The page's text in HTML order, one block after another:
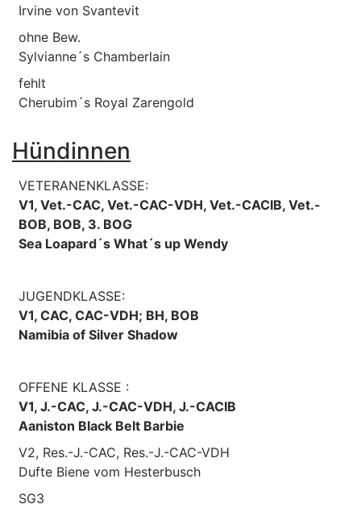
Irvine von Svantevit
ohne Bew.
Sylvianne´s Chamberlain
fehlt
Cherubim´s Royal Zarengold
Hündinnen
VETERANENKLASSE:
V1, Vet.-CAC, Vet.-CAC-VDH, Vet.-CACIB, Vet.-
BOB, BOB, 3. BOG
Sea Loapard´s What´s up Wendy
JUGENDKLASSE:
V1, CAC, CAC-VDH; BH, BOB
Namibia of Silver Shadow
OFFENE KLASSE :
V1, J.-CAC, J.-CAC-VDH, J.-CACIB
Aaniston Black Belt Barbie
V2, Res.-J.-CAC, Res.-J.-CAC-VDH
Dufte Biene vom Hesterbusch
SG3